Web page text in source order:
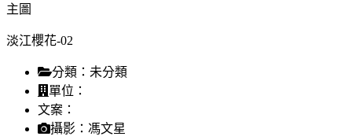
主圖
淡江櫻花-02
分類： 未分類
單位：
文案：
攝影： 馮文星